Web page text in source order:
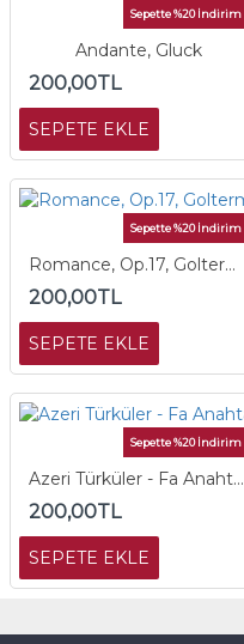
Sepette %20 İndirim
Andante, Gluck
200,00TL
SEPETE EKLE
Sepette %20 İndirim
Romance, Op.17, Goltermann
200,00TL
SEPETE EKLE
Sepette %20 İndirim
Azeri Türküler - Fa Anahtarlı Çalgı Partisi
200,00TL
SEPETE EKLE